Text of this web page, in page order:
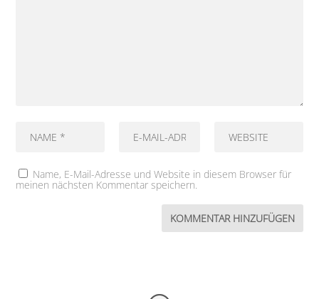
Name, E-Mail-Adresse und Website in diesem Browser für
meinen nächsten Kommentar speichern.